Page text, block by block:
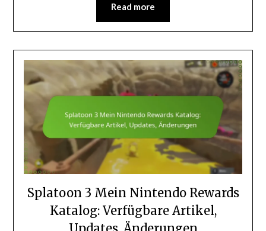
Read more
Splatoon 3 Mein Nintendo Rewards
Katalog: Verfügbare Artikel,